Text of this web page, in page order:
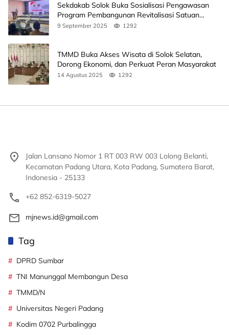
Sekdakab Solok Buka Sosialisasi Pengawasan
Program Pembangunan Revitalisasi Satuan
Pendidikan
9 September 2025 1292
TMMD Buka Akses Wisata di Solok Selatan,
Dorong Ekonomi, dan Perkuat Peran Masyarakat
14 Agustus 2025 1292
Jalan Lansano Nomor 1 RT 003 RW 003 Lolong Belanti,
Kecamatan Padang Utara, Kota Padang, Sumatera Barat,
Indonesia - 25133
+62 852-6319-5027
mjnews.id@gmail.com
Tag
DPRD Sumbar
TNI Manunggal Membangun Desa
TMMD/N
Universitas Negeri Padang
Kodim 0702 Purbalingga